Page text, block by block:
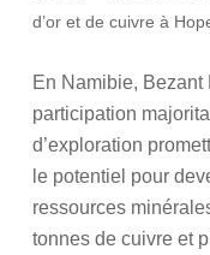
d’or et de cuivre à
En Namibie,
participation
d’exploration
le potentiel pour
ressources
tonnes de cuivre et